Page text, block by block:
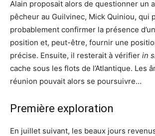
Alain proposait alors de questionner un
pêcheur au Guilvinec, Mick Quiniou, qui
probablement confirmer la présence
position et, peut-être, fournir une
précise. Ensuite, il resterait à vérifier in
cache sous les flots de l’Atlantique. Les
réunion pouvait alors se poursuivre…
Première exploration
En juillet suivant, les beaux jours